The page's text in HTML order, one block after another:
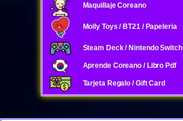
Maquillaje Coreano
Molly Toys / BT21 / Papeleria
Steam Deck / Nintendo Switch
Aprende Coreano / Libro Pdf
Tarjeta Regalo / Gift Card